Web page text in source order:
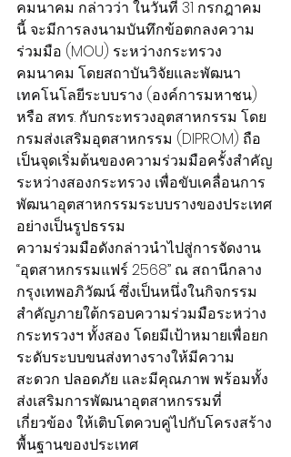
คมนาคม กล่าวว่า ในวันที่ 31 กรกฎาคม
นี้ จะมีการลงนามบันทึกข้อตกลงความ
ร่วมมือ (MOU) ระหว่างกระทรวง
คมนาคม โดยสถาบันวิจัยและพัฒนา
เทคโนโลยีระบบราง (องค์การมหาชน)
หรือ สทร. กับกระทรวงอุตสาหกรรม โดย
กรมส่งเสริมอุตสาหกรรม (DIPROM) ถือ
เป็นจุดเริ่มต้นของความร่วมมือครั้งสำคัญ
ระหว่างสองกระทรวง เพื่อขับเคลื่อนการ
พัฒนาอุตสาหกรรมระบบรางของประเทศ
อย่างเป็นรูปธรรม
ความร่วมมือดังกล่าวนำไปสู่การจัดงาน
“อุตสาหกรรมแฟร์ 2568” ณ สถานีกลาง
กรุงเทพอภิวัฒน์ ซึ่งเป็นหนึ่งในกิจกรรม
สำคัญภายใต้กรอบความร่วมมือระหว่าง
กระทรวงฯ ทั้งสอง โดยมีเป้าหมายเพื่อยก
ระดับระบบขนส่งทางรางให้มีความ
สะดวก ปลอดภัย และมีคุณภาพ พร้อมทั้ง
ส่งเสริมการพัฒนาอุตสาหกรรมที่
เกี่ยวข้อง ให้เติบโตควบคู่ไปกับโครงสร้าง
พื้นฐานของประเทศ